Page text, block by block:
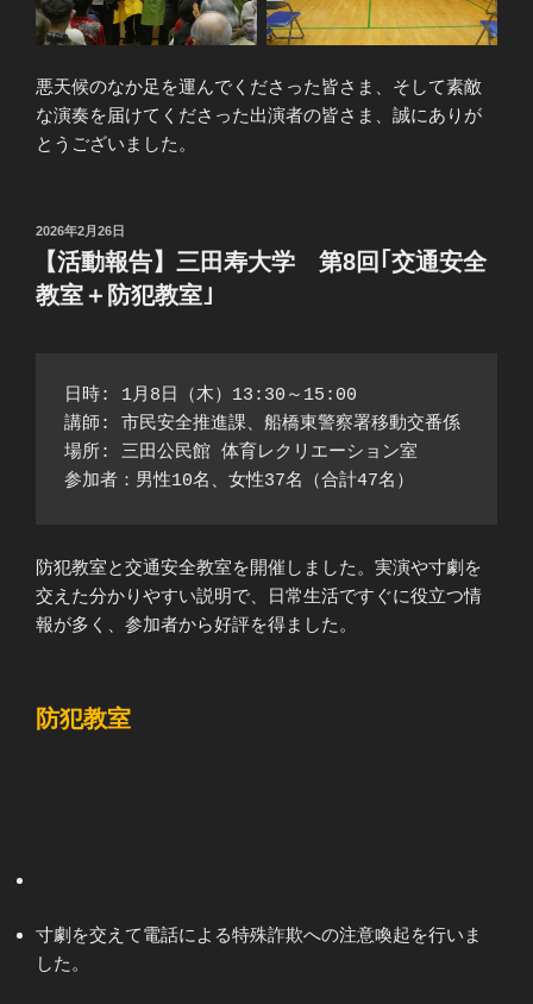
悪天候のなか足を運んでくださった皆さま、そして素敵
な演奏を届けてくださった出演者の皆さま、誠にありが
とうございました。
投
日:
2026年2月26日
【活動報告】三田寿大学 第8回｢交通安全
教室＋防犯教室｣
日時: 1月8日（木）13:30～15:00
講師: 市民安全推進課、船橋東警察署移動交番係
場所: 三田公民館 体育レクリエーション室
参加者：男性10名、女性37名（合計47名）
防犯教室と交通安全教室を開催しました。実演や寸劇を
交えた分かりやすい説明で、日常生活ですぐに役立つ情
報が多く、参加者から好評を得ました。
防犯教室
寸劇を交えて電話による特殊詐欺への注意喚起を行いま
した。